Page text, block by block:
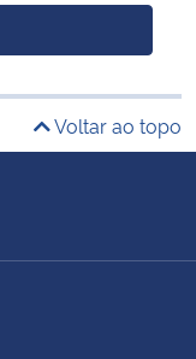
Voltar ao topo